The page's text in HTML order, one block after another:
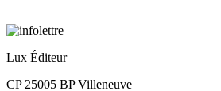
Lux Éditeur
CP 25005 BP Villeneuve